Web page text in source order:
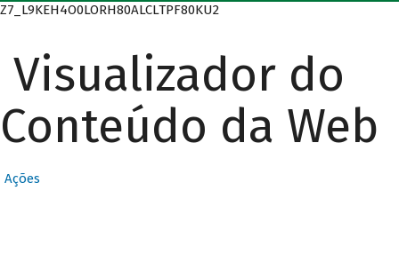
Z7_L9KEH4O0LORH80ALCLTPF80KU2
Visualizador do
Conteúdo da Web
Ações